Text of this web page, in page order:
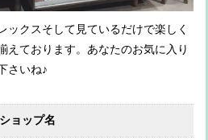
ックスそして見ているだけで楽しく
えております。あなたのお気に入り
さいね♪
ショップ名